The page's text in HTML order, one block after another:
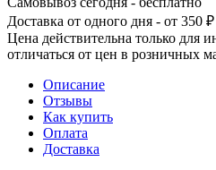
Доставка от одного дня - от 350 ₽
Цена действительна только для
отличаться от цен в розничных
Описание
Отзывы
Как купить
Оплата
Доставка